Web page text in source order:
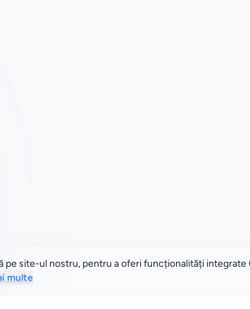
site-ul nostru, pentru a oferi funcționalități
multe